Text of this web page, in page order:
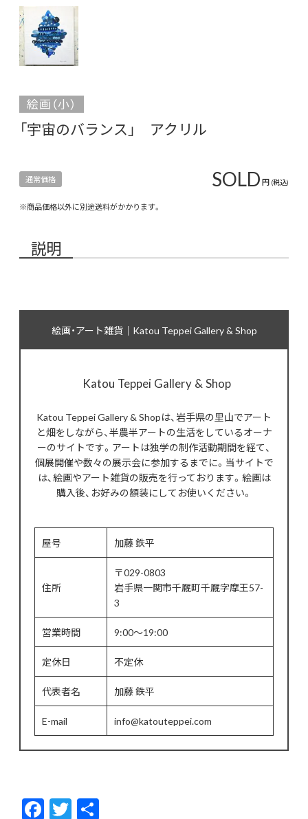
絵画（小）
「宇宙のバランス」 アクリル
通常価格 SOLD円 (税込)
※商品価格以外に別途送料がかかります。
説明
絵画・アート雑貨｜Katou Teppei Gallery & Shop
Katou Teppei Gallery & Shop
Katou Teppei Gallery & Shopは、岩手県の里山でアート
と畑をしながら、半農半アートの生活をしているオーナ
ーのサイトです。アートは独学の制作活動期間を経て、
個展開催や数々の展示会に参加するまでに。当サイトで
は、絵画やアート雑貨の販売を行っております。絵画は
購入後、お好みの額装にしてお使いください。
屋号 加藤 鉄平
住所
〒029-0803
岩手県一関市千厩町千厩字摩王57-
3
営業時間 9:00～19:00
定休日 不定休
代表者名 加藤 鉄平
E-mail info@katouteppei.com
F T